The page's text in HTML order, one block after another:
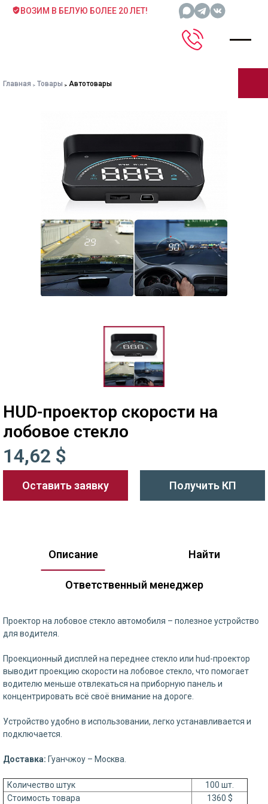
ВОЗИМ В БЕЛУЮ БОЛЕЕ 20 ЛЕТ!
Главная Товары Автотовары
HUD-проектор скорости на
лобовое стекло
14,62 $
Оставить заявку Получить КП
Описание Найти
Ответственный менеджер
Проектор на лобовое стекло автомобиля – полезное устройство
для водителя.
Проекционный дисплей на переднее стекло или hud-проектор
выводит проекцию скорости на лобовое стекло, что помогает
водителю меньше отвлекаться на приборную панель и
концентрировать всё своё внимание на дороге.
Устройство удобно в использовании, легко устанавливается и
подключается.
Доставка: Гуанчжоу – Москва.
Количество штук
100 шт.
Стоимость товара
1360 $